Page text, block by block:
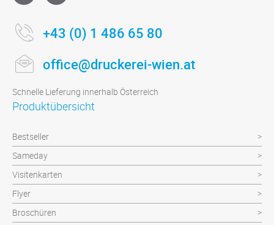
+43 (0) 1 486 65 80
office@druckerei-wien.at
Schnelle Lieferung innerhalb Österreich
Produktübersicht
Bestseller
Sameday
Visitenkarten
Flyer
Broschüren